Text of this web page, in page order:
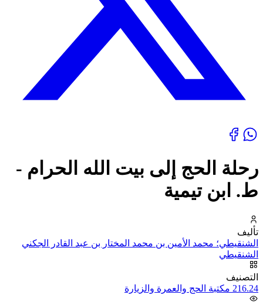
رحلة الحج إلى بيت الله الحرام -
ط. ابن تيمية
تأليف
الشنقيطي؛ محمد الأمين بن محمد المختار بن عبد القادر الجكني
الشنقيطي
التصنيف
216.24 مكتبة الحج والعمرة والزيارة